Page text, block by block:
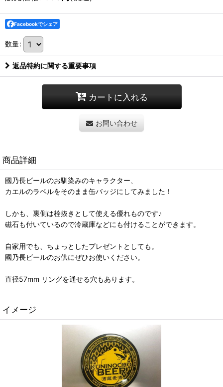
Facebookでシェア
数量:
返品特約に関する重要事項
カートに入れる
お問い合わせ
商品詳細
國乃長ビールのお馴染みのキャラクター、
カエルのラベルをそのまま缶バッジにしてみました！
しかも、裏側は栓抜きとして使える優れものです♪
磁石も付いているので冷蔵庫などにも付けることができます。
自家用でも、ちょっとしたプレゼントとしても。
國乃長ビールのお供にぜひお使いください。
直径57mm リングを通せる穴もあります。
イメージ